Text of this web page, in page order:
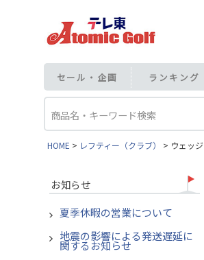
セール・企画 ランキング
HOME レフティー（クラブ） ウェッジ
お知らせ
夏季休暇の営業について
地震の影響による発送遅延に
関するお知らせ